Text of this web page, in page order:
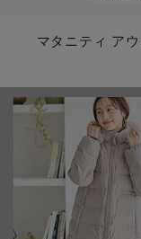
マタニティ トップス
マタニティ アウター（コ
マタニティ 授乳 キャミ
産褥ショーツ
骨盤・マタニティベルト
産後 ガードル インナー
マタニティ ドレス（結
マタニティ フォーマル パ
【アウトレット】パジャ
【アウトレット】インナー
【アウトレット】ベビー
コットン素材
冷房対策
接触冷感素材
Tシャツブラ
マタニティ ア